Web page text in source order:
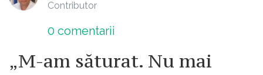
Contributor
0 comentarii
„M-am săturat. Nu mai